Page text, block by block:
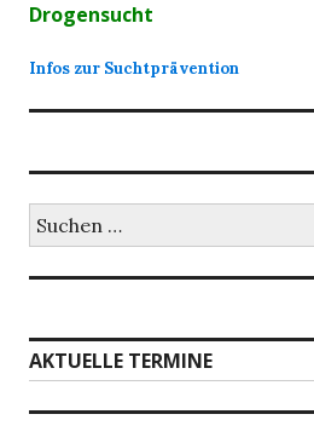
Drogensucht
Infos zur Suchtprävention
nach:
AKTUELLE TERMINE